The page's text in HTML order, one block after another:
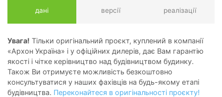
дані версії реалізації
Увага! Тільки оригінальний проєкт, куплений в компанії
«Архон Україна» і у офіційних дилерів, дає Вам гарантію
якості і чітке керівництво над будівництвом будинку.
Також Ви отримуєте можливість безкоштовно
консультуватися у наших фахівців на будь-якому етапі
будівництва. Переконайтеся в оригінальності проєкту!